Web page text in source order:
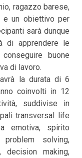
ragazzo barese,
un obiettivo per
sarà dunque
di apprendere le
buone
di lavoro.
la durata di 6
coinvolti in 12
suddivise in
transversal life
emotiva, spirito
problem solving,
decision making,